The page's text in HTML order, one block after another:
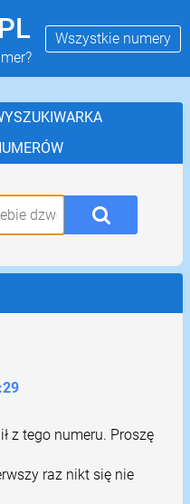
Wszystkie numery
z tego numeru. Proszę
raz nikt się nie